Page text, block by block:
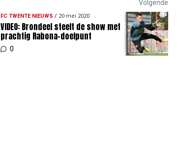
Volgende
FC TWENTE NIEUWS / 20 mei 2020
VIDEO: Brondeel steelt de show met
prachtig Rabona-doelpunt
0